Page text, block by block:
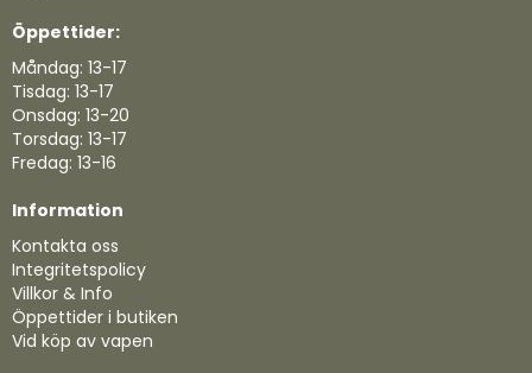
Öppettider:
Måndag: 13-17
Tisdag: 13-17
Onsdag: 13-20
Torsdag: 13-17
Fredag: 13-16
Information
Kontakta oss
Integritetspolicy
Villkor & Info
Öppettider i butiken
Vid köp av vapen